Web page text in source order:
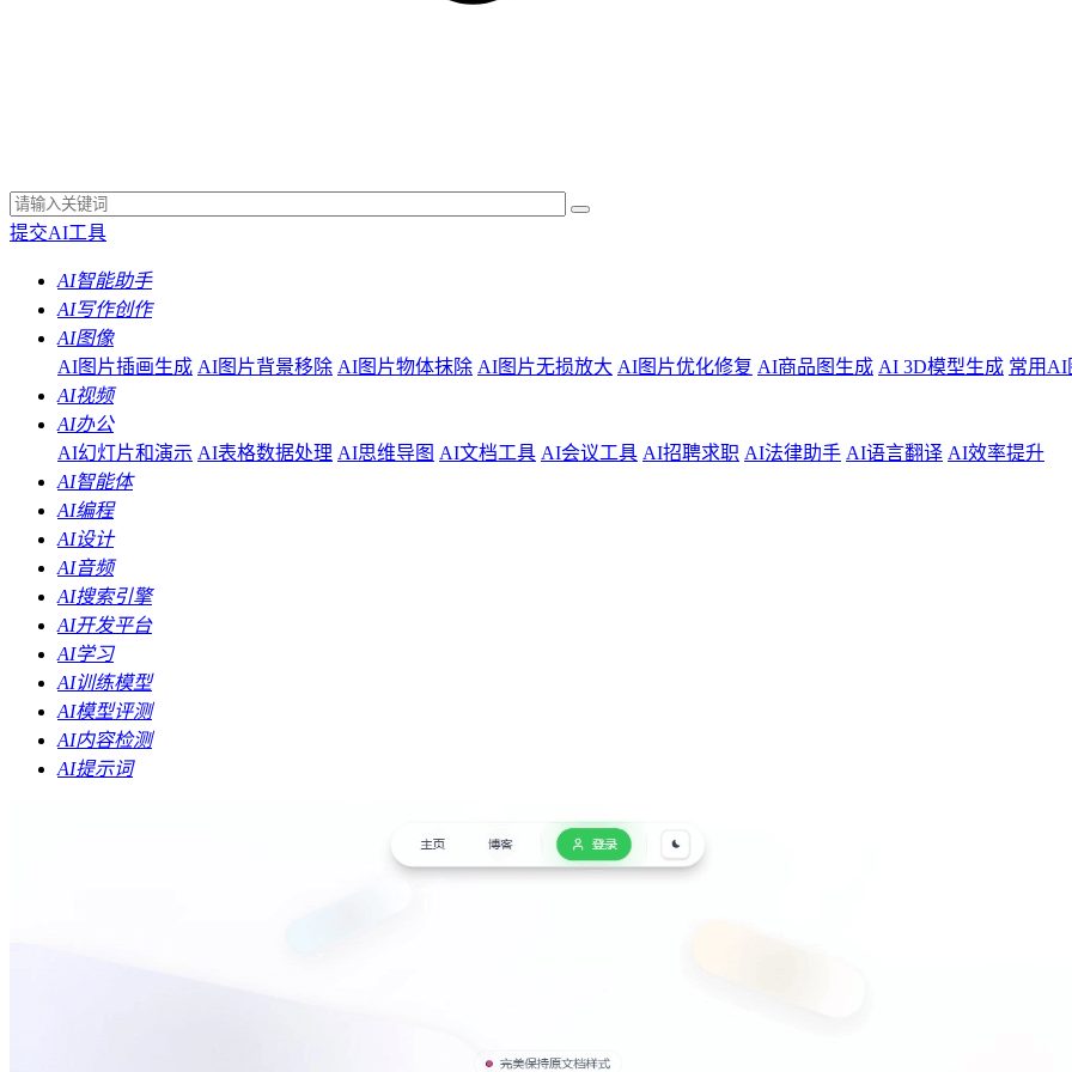
提交AI工具
AI智能助手
AI写作创作
AI图像
AI图片插画生成 AI图片背景移除 AI图片物体抹除 AI图片无损放大 AI图片优化修复 AI商品图生成 AI 3D模型生成 常用AI
AI视频
AI办公
AI幻灯片和演示 AI表格数据处理 AI思维导图 AI文档工具 AI会议工具 AI招聘求职 AI法律助手 AI语言翻译 AI效率提升
AI智能体
AI编程
AI设计
AI音频
AI搜索引擎
AI开发平台
AI学习
AI训练模型
AI模型评测
AI内容检测
AI提示词